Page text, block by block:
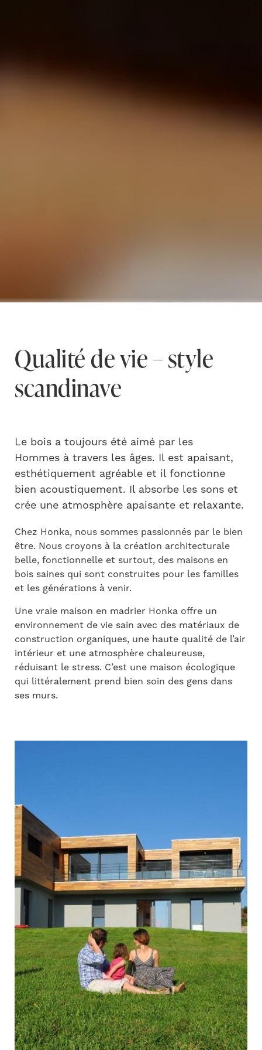
Qualité de vie – style
scandinave
Le bois a toujours été aimé par les
Hommes à travers les âges. Il est apaisant,
esthétiquement agréable et il fonctionne
bien acoustiquement. Il absorbe les sons et
crée une atmosphère apaisante et relaxante.
Chez Honka, nous sommes passionnés par le bien
être. Nous croyons à la création architecturale
belle, fonctionnelle et surtout, des maisons en
bois saines qui sont construites pour les familles
et les générations à venir.
Une vraie maison en madrier Honka offre un
environnement de vie sain avec des matériaux de
construction organiques, une haute qualité de l’air
intérieur et une atmosphère chaleureuse,
réduisant le stress. C’est une maison écologique
qui littéralement prend bien soin des gens dans
ses murs.